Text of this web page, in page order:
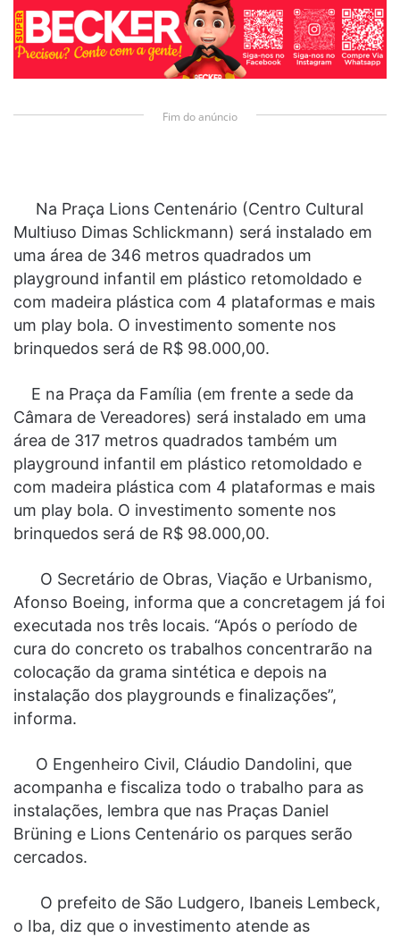
Fim do anúncio
Na Praça Lions Centenário (Centro Cultural
Multiuso Dimas Schlickmann) será instalado em
uma área de 346 metros quadrados um
playground infantil em plástico retomoldado e
com madeira plástica com 4 plataformas e mais
um play bola. O investimento somente nos
brinquedos será de R$ 98.000,00.
E na Praça da Família (em frente a sede da
Câmara de Vereadores) será instalado em uma
área de 317 metros quadrados também um
playground infantil em plástico retomoldado e
com madeira plástica com 4 plataformas e mais
um play bola. O investimento somente nos
brinquedos será de R$ 98.000,00.
O Secretário de Obras, Viação e Urbanismo,
Afonso Boeing, informa que a concretagem já foi
executada nos três locais. “Após o período de
cura do concreto os trabalhos concentrarão na
colocação da grama sintética e depois na
instalação dos playgrounds e finalizações”,
informa.
O Engenheiro Civil, Cláudio Dandolini, que
acompanha e fiscaliza todo o trabalho para as
instalações, lembra que nas Praças Daniel
Brüning e Lions Centenário os parques serão
cercados.
O prefeito de São Ludgero, Ibaneis Lembeck,
o Iba, diz que o investimento atende as